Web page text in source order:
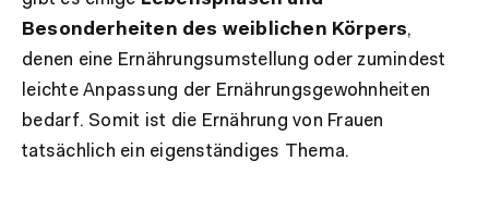
Besonderheiten des weiblichen Körpers,
denen eine Ernährungsumstellung oder zumindest
leichte Anpassung der Ernährungsgewohnheiten
bedarf. Somit ist die Ernährung von Frauen
tatsächlich ein eigenständiges Thema.